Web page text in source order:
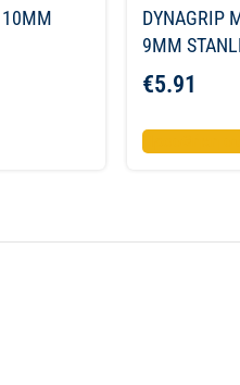
9MM
€5.91